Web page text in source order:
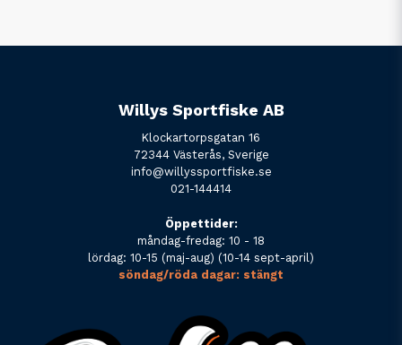
Willys Sportfiske AB
Klockartorpsgatan 16
72344 Västerås, Sverige
info@willyssportfiske.se
021-144414
Öppettider:
måndag-fredag: 10 - 18
lördag: 10-15 (maj-aug) (10-14 sept-april)
söndag/röda dagar: stängt